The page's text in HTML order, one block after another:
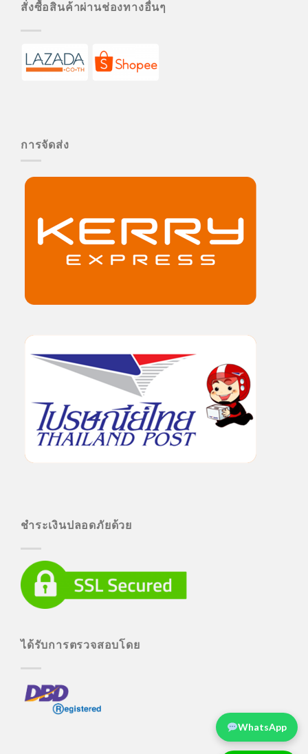
สั่งซื้อสินค้าผ่านช่องทางอื่นๆ
การจัดส่ง
ชำระเงินปลอดภัยด้วย
ได้รับการตรวจสอบโดย
WhatsApp